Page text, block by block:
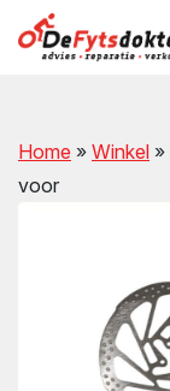
Home » Winkel »
voor